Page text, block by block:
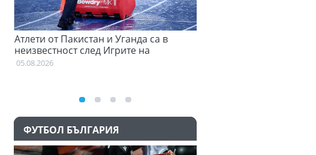
Атлети от Пакистан и Уганда са в
неизвестност след Игрите на
Британската общност
05.08.2026
ФУТБОЛ БЪЛГАРИЯ